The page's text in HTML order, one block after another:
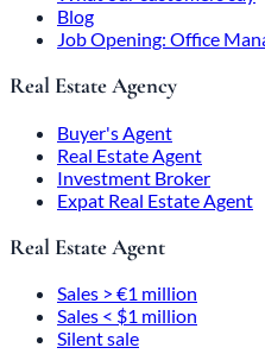
Blog
Job Opening: Office
Real Estate Agency
Buyer's Agent
Real Estate Agent
Investment Broker
Expat Real Estate Agent
Real Estate Agent
Sales > €1 million
Sales < $1 million
Silent sale